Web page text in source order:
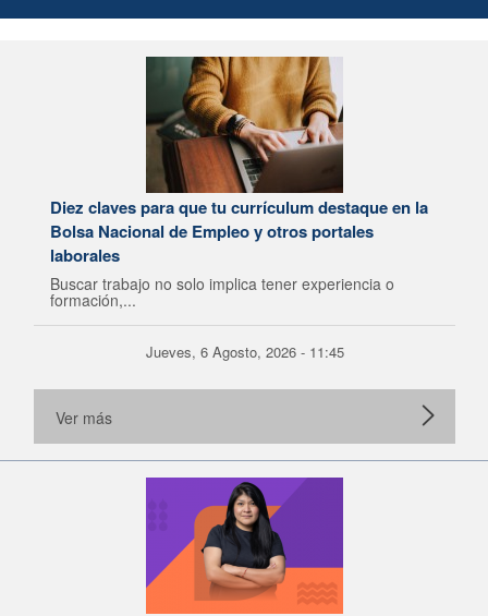
Diez claves para que tu currículum destaque en la
Bolsa Nacional de Empleo y otros portales
laborales
Buscar trabajo no solo implica tener experiencia o
formación,...
Jueves, 6 Agosto, 2026 - 11:45
Ver más